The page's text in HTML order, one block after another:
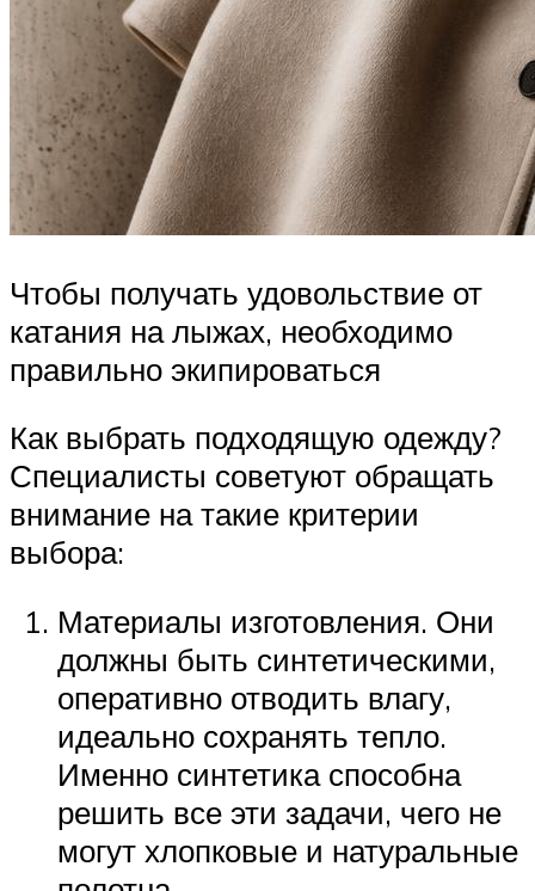
Чтобы получать удовольствие от
катания на лыжах, необходимо
правильно экипироваться
Как выбрать подходящую одежду?
Специалисты советуют обращать
внимание на такие критерии
выбора:
Материалы изготовления. Они
должны быть синтетическими,
оперативно отводить влагу,
идеально сохранять тепло.
Именно синтетика способна
решить все эти задачи, чего не
могут хлопковые и натуральные